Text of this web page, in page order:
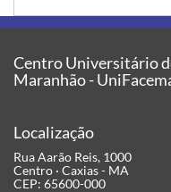
Centro Universitário
Maranhão -
Localização
Rua Aarão Reis, 1000
Centro · Caxias - MA
CEP: 65600-000